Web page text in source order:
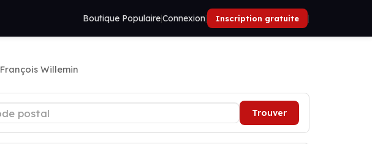
Boutique Populaire|Connexion| Inscription gratuite |
François Willemin
Trouver